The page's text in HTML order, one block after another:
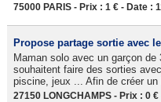
75000 PARIS - Prix : 1 € - Date :
Propose partage sortie avec
Maman solo avec un garçon
souhaitent faire des sorties
piscine, jeux ... Afin de créer un
27150 LONGCHAMPS - Prix : 0